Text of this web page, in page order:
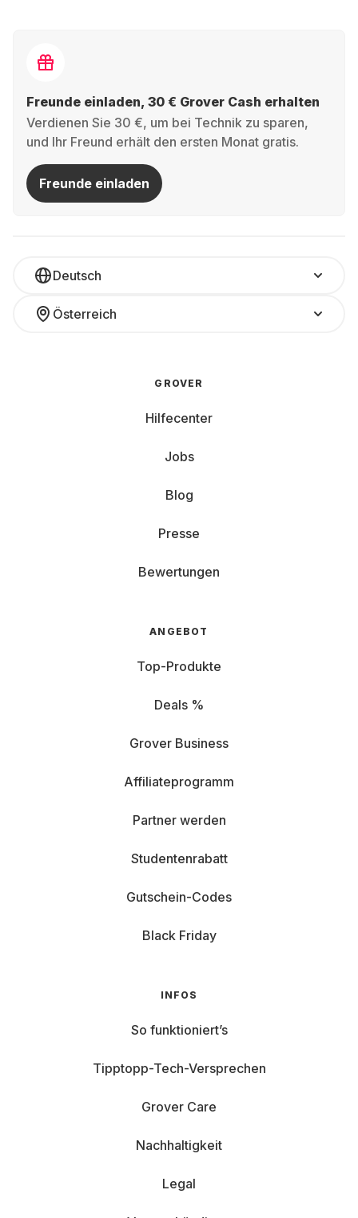
Freunde einladen, 30 € Grover Cash erhalten
Verdienen Sie 30 €, um bei Technik zu sparen,
und Ihr Freund erhält den ersten Monat gratis.
Freunde einladen
Deutsch
Österreich
GROVER
Hilfecenter
Jobs
Blog
Presse
Bewertungen
ANGEBOT
Top-Produkte
Deals %
Grover Business
Affiliateprogramm
Partner werden
Studentenrabatt
Gutschein-Codes
Black Friday
INFOS
So funktioniert’s
Tipptopp-Tech-Versprechen
Grover Care
Nachhaltigkeit
Legal